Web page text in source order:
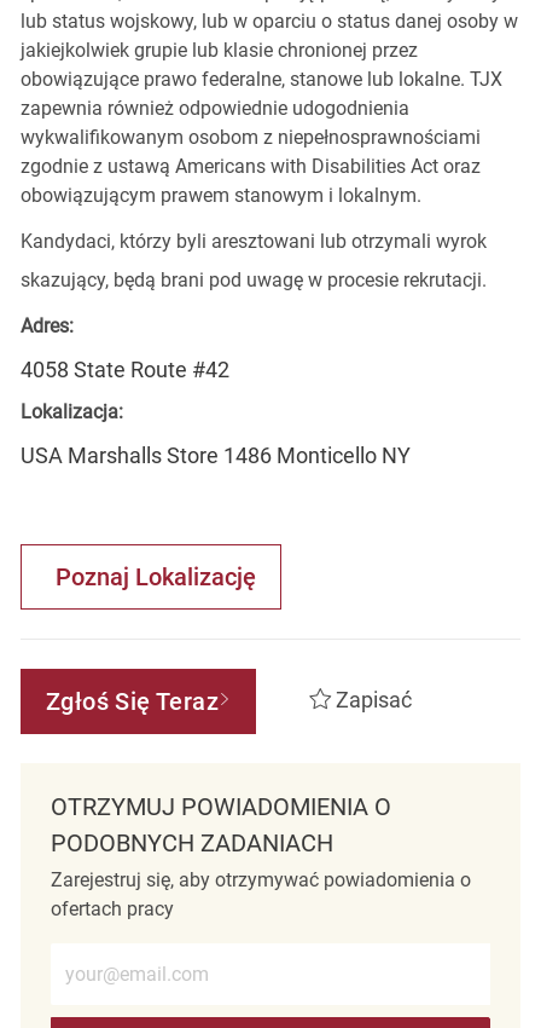
lub status wojskowy, lub w oparciu o status danej osoby w
jakiejkolwiek grupie lub klasie chronionej przez
obowiązujące prawo federalne, stanowe lub lokalne. TJX
zapewnia również odpowiednie udogodnienia
wykwalifikowanym osobom z niepełnosprawnościami
zgodnie z ustawą Americans with Disabilities Act oraz
obowiązującym prawem stanowym i lokalnym.
Kandydaci, którzy byli aresztowani lub otrzymali wyrok
skazujący, będą brani pod uwagę w procesie rekrutacji.
Adres:
4058 State Route #42
Lokalizacja:
USA Marshalls Store 1486 Monticello NY
Poznaj Lokalizację
Zgłoś Się Teraz Zapisać
OTRZYMUJ POWIADOMIENIA O
PODOBNYCH ZADANIACH
Zarejestruj się, aby otrzymywać powiadomienia o
ofertach pracy